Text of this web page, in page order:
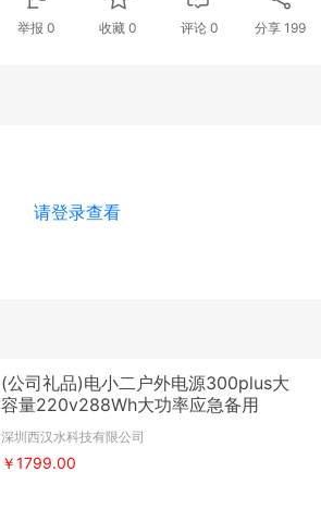
举报 0 收藏 0 评论 0 分享199
请登录查看
(公司礼品)电小二户外电源300plus大
容量220v288Wh大功率应急备用
深圳西汉水科技有限公司
￥1799.00